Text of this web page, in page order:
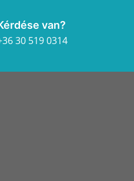
van?
30 519 0314